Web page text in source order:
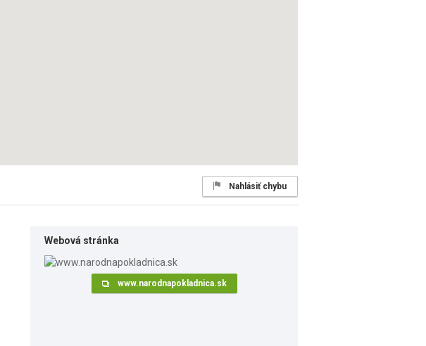
Nahlásiť chybu
Webová stránka
www.narodnapokladnica.sk